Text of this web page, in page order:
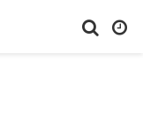
短剧大全 体育